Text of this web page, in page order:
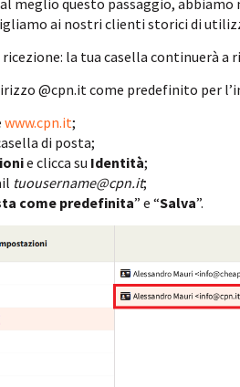
meglio questo passaggio,
ai nostri clienti storici di
la tua casella continuerà a
@cpn.it come predefinito per
www.cpn.it;
di posta;
e clicca su Identità;
tuousername@cpn.it;
come predefinita” e “Salva”.